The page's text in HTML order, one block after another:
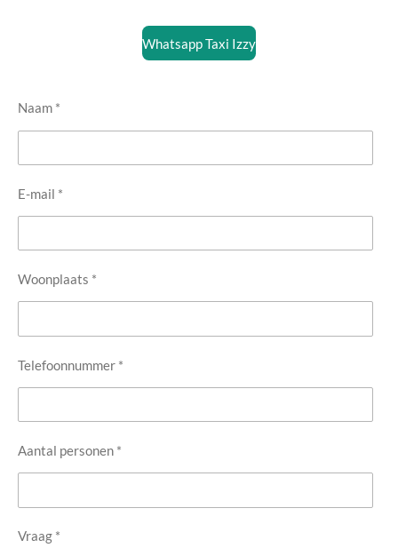
Whatsapp Taxi Izzy
Naam *
E-mail *
Woonplaats *
Telefoonnummer *
Aantal personen *
Vraag *